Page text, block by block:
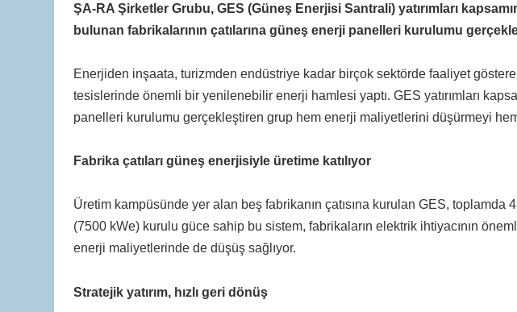
ŞA-RA Şirketler Grubu, GES (Güneş Enerjisi Santrali) yatırımları
bulunan fabrikalarının çatılarına güneş enerji panelleri kurulumu
Enerjiden inşaata, turizmden endüstriye kadar birçok sektörde faaliyet
tesislerinde önemli bir yenilenebilir enerji hamlesi yaptı. GES yatırımları
panelleri kurulumu gerçekleştiren grup hem enerji maliyetlerini düşürmeyi
Fabrika çatıları güneş enerjisiyle üretime katılıyor
Üretim kampüsünde yer alan beş fabrikanın çatısına kurulan GES, toplamda
(7500 kWe) kurulu güce sahip bu sistem, fabrikaların elektrik ihtiyacının
enerji maliyetlerinde de düşüş sağlıyor.
Stratejik yatırım, hızlı geri dönüş